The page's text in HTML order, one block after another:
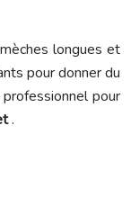
longues et
pour donner du
pour
.